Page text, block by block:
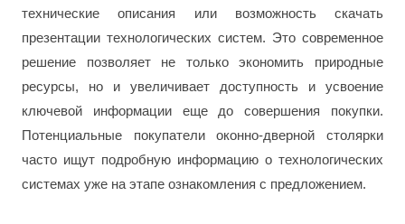
технические описания или возможность скачать
презентации технологических систем. Это современное
решение позволяет не только экономить природные
ресурсы, но и увеличивает доступность и усвоение
ключевой информации еще до совершения покупки.
Потенциальные покупатели оконно-дверной столярки
часто ищут подробную информацию о технологических
системах уже на этапе ознакомления с предложением.